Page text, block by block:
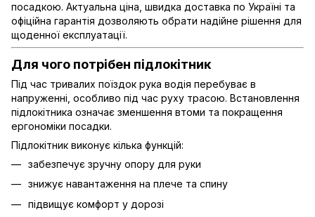
посадкою. Актуальна ціна, швидка доставка по Україні та
офіційна гарантія дозволяють обрати надійне рішення для
щоденної експлуатації.
Для чого потрібен підлокітник
Під час тривалих поїздок рука водія перебуває в
напруженні, особливо під час руху трасою. Встановлення
підлокітника означає зменшення втоми та покращення
ергономіки посадки.
Підлокітник виконує кілька функцій:
забезпечує зручну опору для руки
знижує навантаження на плече та спину
підвищує комфорт у дорозі